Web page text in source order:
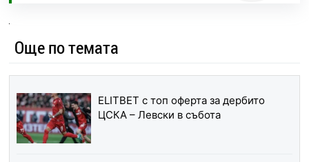
Още по темата
ELITBET с топ оферта за дербито
ЦСКА – Левски в събота